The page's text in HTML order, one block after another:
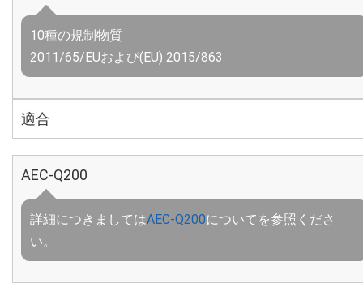
10種の規制物質
2011/65/EUおよび(EU) 2015/863
適合
AEC-Q200
詳細につきましてはAEC-Q200についてを参照くださ
い。